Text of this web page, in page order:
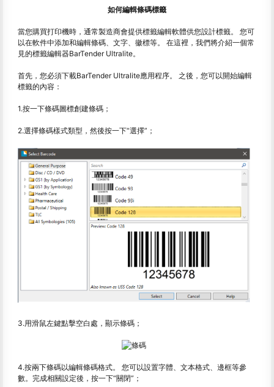
如何編輯條碼標籤
當您購買打印機時，通常製造商會提供標籤編輯軟體供您設計標籤。 您可
以在軟件中添加和編輯條碼、文字、徽標等。 在這裡，我們將介紹一個常
見的標籤編輯器BarTender Ultralite。
首先，您必須下載BarTender Ultralite應用程序。 之後，您可以開始編輯
標籤的內容：
1.按一下條碼圖標創建條碼；
2.選擇條碼樣式類型，然後按一下“選擇”；
3.用滑鼠左鍵點擊空白處，顯示條碼；
4.按兩下條碼以編輯條碼格式。 您可以設置字體、文本格式、邊框等參
數。完成相關設定後，按一下“關閉”；